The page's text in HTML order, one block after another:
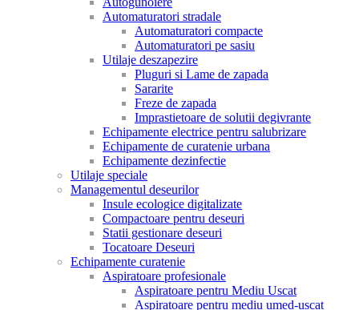
Automaturatori stradale
Automaturatori compacte
Automaturatori pe sasiu
Utilaje deszapezire
Pluguri si Lame de zapada
Sararite
Freze de zapada
Imprastietoare de solutii degivrante
Echipamente electrice pentru salubrizare
Echipamente de curatenie urbana
Echipamente dezinfectie
Utilaje speciale
Managementul deseurilor
Insule ecologice digitalizate
Compactoare pentru deseuri
Statii gestionare deseuri
Tocatoare Deseuri
Echipamente curatenie
Aspiratoare profesionale
Aspiratoare pentru Mediu Uscat
Aspiratoare pentru mediu umed-uscat